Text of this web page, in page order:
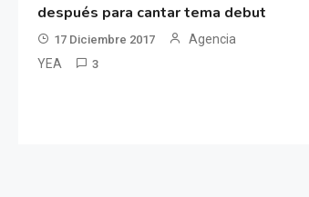
después para cantar tema debut
17 Diciembre 2017
Agencia
YEA
3